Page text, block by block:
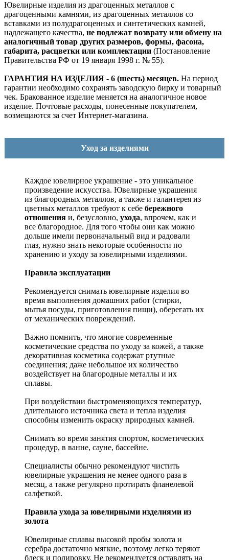
Ювелирные изделия из драгоценных металлов с
драгоценными камнями, из драгоценных металлов со
вставками из полудрагоценных и синтетических камней,
надлежащего качества, не подлежат возврату или обмену на
аналогичный товар других размеров, формы, фасона,
габарита, расцветки или комплектации (Постановление
Правительства РФ от 19 января 1998 г. № 55).
ГАРАНТИЯ НА ИЗДЕЛИЯ - 6 (шесть) месяцев. На период
гарантии необходимо сохранять заводскую бирку и товарный
чек. Бракованное изделие меняется на аналогичное новое
изделие. Почтовые расходы, понесенные покупателем,
возмещаются за счет Интернет-магазина.
Уход за изделиями
Каждое ювелирное украшение - это уникальное
произведение искусства. Ювелирные украшения
из благородных металлов, а также и галантерея из
цветных металлов требуют к себе бережного
отношения и, безусловно, ухода, впрочем, как и
все благородное. Для того чтобы они как можно
дольше имели первоначальный вид и радовали
глаз, нужно знать некоторые особенности по
хранению и уходу за ювелирными изделиями.
Правила эксплуатации
Рекомендуется снимать ювелирные изделия во
время выполнения домашних работ (стирки,
мытья посуды, приготовления пищи), оберегать их
от механических повреждений.
Важно помнить, что многие современные
косметические средства по уходу за кожей, а также
декоративная косметика содержат ртутные
соединения; даже небольшое их количество
воздействует на благородные металлы и их
сплавы.
При воздействии быстроменяющихся температур,
длительного источника света и тепла изделия
способны изменить окраску природных камней.
Снимать во время занятия спортом, косметических
процедур, в ванне, сауне, бассейне.
Специалисты обычно рекомендуют чистить
ювелирные украшения не менее одного раза в
месяц, а также регулярно протирать фланелевой
салфеткой.
Правила ухода за ювелирными изделиями из
золота
Ювелирные сплавы высокой пробы золота и
серебра достаточно мягкие, поэтому легко теряют
блеск и полировку. Не рекомендуется оставлять на